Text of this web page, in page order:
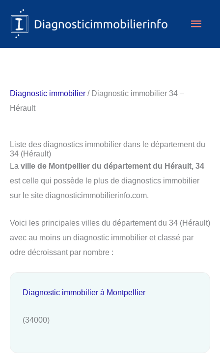
contenu
Diagnostic immobilier / Diagnostic immobilier 34 –
Hérault
Liste des diagnostics immobilier dans le département du
34 (Hérault)
La ville de Montpellier du département du Hérault, 34
est celle qui possède le plus de diagnostics immobilier
sur le site diagnosticimmobilierinfo.com.
Voici les principales villes du département du 34 (Hérault)
avec au moins un diagnostic immobilier et classé par
odre décroissant par nombre :
Diagnostic immobilier à Montpellier
(34000)